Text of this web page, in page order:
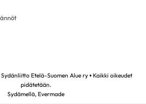
Etelä-Suomen Alue ry • Kaikki oikeudet
pidätetään.
Sydämellä, Evermade